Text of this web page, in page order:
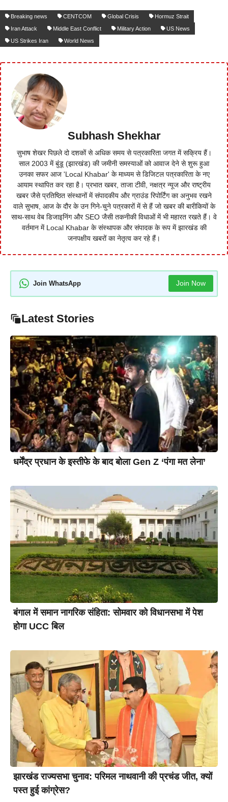
Breaking news CENTCOM Global Crisis
Hormuz Strait
Iran Attack
Middle East Conflict Military Action
US News
US Strikes Iran
World News
Subhash Shekhar
सुभाष शेखर पिछले दो दशकों से अधिक समय से पत्रकारिता जगत में सक्रिय हैं।
साल 2003 में बुंडू (झारखंड) की जमीनी समस्याओं को आवाज देने से शुरू हुआ
उनका सफर आज 'Local Khabar' के माध्यम से डिजिटल पत्रकारिता के नए
आयाम स्थापित कर रहा है। प्रभात खबर, ताजा टीवी, नक्षत्र न्यूज और राष्ट्रीय
खबर जैसे प्रतिष्ठित संस्थानों में संपादकीय और ग्राउंड रिपोर्टिंग का अनुभव रखने
वाले सुभाष, आज के दौर के उन गिने-चुने पत्रकारों में से हैं जो खबर की बारीकियों के
साथ-साथ वेब डिजाइनिंग और SEO जैसी तकनीकी विधाओं में भी महारत रखते हैं। वे
वर्तमान में Local Khabar के संस्थापक और संपादक के रूप में झारखंड की
जनपक्षीय खबरों का नेतृत्व कर रहे हैं।
Join WhatsApp Join Now
Latest Stories
धर्मेंद्र प्रधान के इस्तीफे के बाद बोला Gen Z ‘पंगा मत लेना’
बंगाल में समान नागरिक संहिता: सोमवार को विधानसभा में पेश
होगा UCC बिल
झारखंड राज्यसभा चुनाव: परिमल नाथवानी की प्रचंड जीत, क्यों
पस्त हुई कांग्रेस?